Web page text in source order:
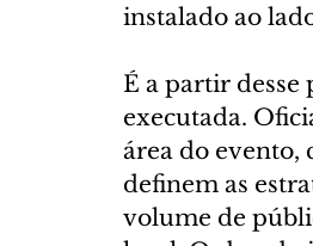
instalado ao
É a partir desse
executada.
área do evento,
definem as
volume de